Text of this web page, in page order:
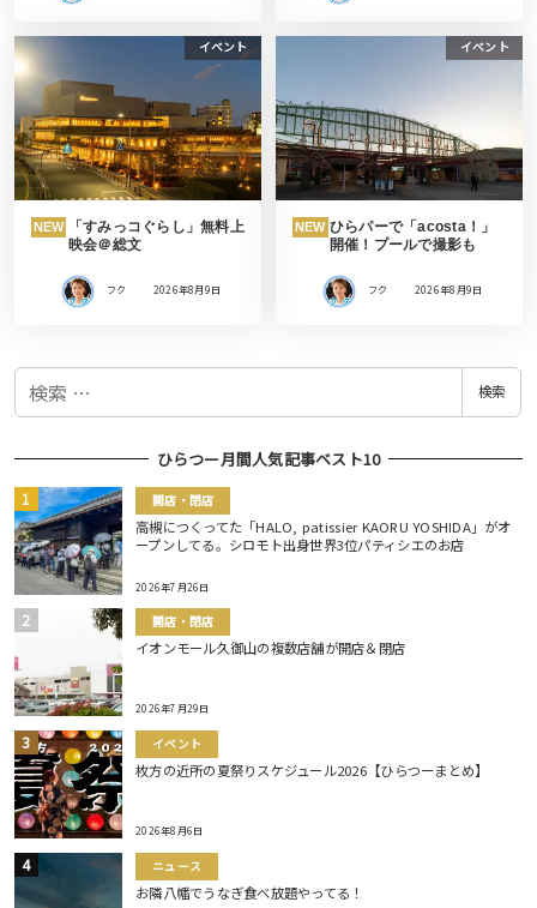
イベント
NEW
「すみっコぐらし」無料上
映会＠総文
フク 2026年8月9日
イベント
NEW ひらパーで「acosta！」
開催！プールで撮影も
フク 2026年8月9日
検
検索
ひらつー月間人気記事ベスト10
開店・閉店
高槻につくってた「HALO, patissier KAORU YOSHIDA」がオ
ープンしてる。シロモト出身世界3位パティシエのお店
2026年7月26日
開店・閉店
イオンモール久御山の複数店舗が開店＆閉店
2026年7月29日
イベント
枚方の近所の夏祭りスケジュール2026【ひらつーまとめ】
2026年8月6日
ニュース
お隣八幡でうなぎ食べ放題やってる！